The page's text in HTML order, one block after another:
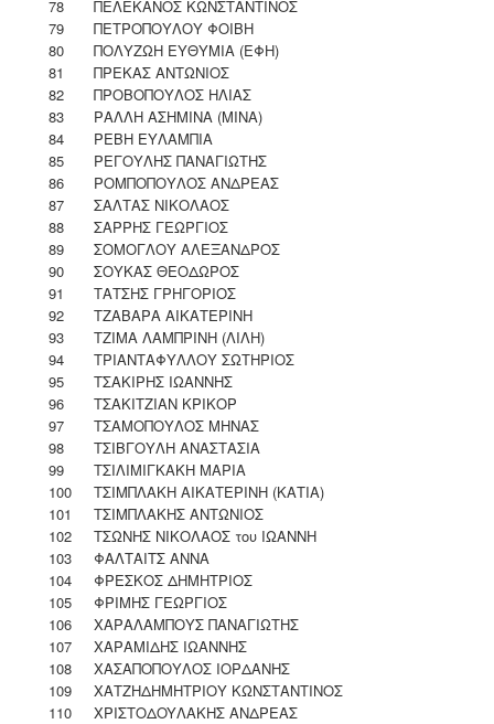
78
ΠΕΛΕΚΑΝΟΣ ΚΩΝΣΤΑΝΤΙΝΟΣ
79
ΠΕΤΡΟΠΟΥΛΟΥ ΦΟΙΒΗ
80
ΠΟΛΥΖΩΗ ΕΥΘΥΜΙΑ (ΕΦΗ)
81
ΠΡΕΚΑΣ ΑΝΤΩΝΙΟΣ
82
ΠΡΟΒΟΠΟΥΛΟΣ ΗΛΙΑΣ
83
ΡΑΛΛΗ ΑΣΗΜΙΝΑ (ΜΙΝΑ)
84
ΡΕΒΗ ΕΥΛΑΜΠΙΑ
85
ΡΕΓΟΥΛΗΣ ΠΑΝΑΓΙΩΤΗΣ
86
ΡΟΜΠΟΠΟΥΛΟΣ ΑΝΔΡΕΑΣ
87
ΣΑΛΤΑΣ ΝΙΚΟΛΑΟΣ
88
ΣΑΡΡΗΣ ΓΕΩΡΓΙΟΣ
89
ΣΟΜΟΓΛΟΥ ΑΛΕΞΑΝΔΡΟΣ
90
ΣΟΥΚΑΣ ΘΕΟΔΩΡΟΣ
91
ΤΑΤΣΗΣ ΓΡΗΓΟΡΙΟΣ
92
ΤΖΑΒΑΡΑ ΑΙΚΑΤΕΡΙΝΗ
93
ΤΖΙΜΑ ΛΑΜΠΡΙΝΗ (ΛΙΛΗ)
94
ΤΡΙΑΝΤΑΦΥΛΛΟΥ ΣΩΤΗΡΙΟΣ
95
ΤΣΑΚΙΡΗΣ ΙΩΑΝΝΗΣ
96
ΤΣΑΚΙΤΖΙΑΝ ΚΡΙΚΟΡ
97
ΤΣΑΜΟΠΟΥΛΟΣ ΜΗΝΑΣ
98
ΤΣΙΒΓΟΥΛΗ ΑΝΑΣΤΑΣΙΑ
99
ΤΣΙΛΙΜΙΓΚΑΚΗ ΜΑΡΙΑ
100
ΤΣΙΜΠΛΑΚΗ ΑΙΚΑΤΕΡΙΝΗ (ΚΑΤΙΑ)
101
ΤΣΙΜΠΛΑΚΗΣ ΑΝΤΩΝΙΟΣ
102
ΤΣΩΝΗΣ ΝΙΚΟΛΑΟΣ του ΙΩΑΝΝΗ
103
ΦΑΛΤΑΙΤΣ ΑΝΝΑ
104
ΦΡΕΣΚΟΣ ΔΗΜΗΤΡΙΟΣ
105
ΦΡΙΜΗΣ ΓΕΩΡΓΙΟΣ
106
ΧΑΡΑΛΑΜΠΟΥΣ ΠΑΝΑΓΙΩΤΗΣ
107
ΧΑΡΑΜΙΔΗΣ ΙΩΑΝΝΗΣ
108
ΧΑΣΑΠΟΠΟΥΛΟΣ ΙΟΡΔΑΝΗΣ
109
ΧΑΤΖΗΔΗΜΗΤΡΙΟΥ ΚΩΝΣΤΑΝΤΙΝΟΣ
110
ΧΡΙΣΤΟΔOYΛΑΚΗΣ ΑΝΔΡΕΑΣ